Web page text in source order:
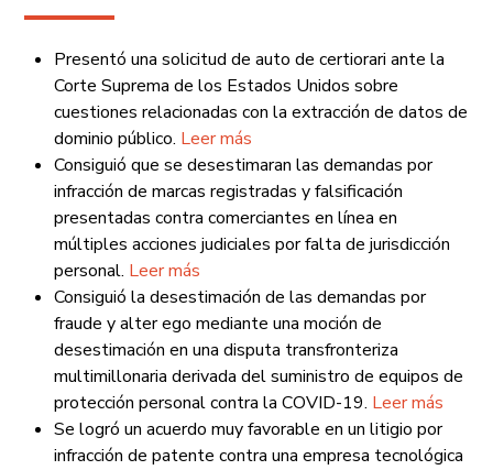
Presentó una solicitud de auto de certiorari ante la
Corte Suprema de los Estados Unidos sobre
cuestiones relacionadas con la extracción de datos de
dominio público. Leer más
Consiguió que se desestimaran las demandas por
infracción de marcas registradas y falsificación
presentadas contra comerciantes en línea en
múltiples acciones judiciales por falta de jurisdicción
personal. Leer más
Consiguió la desestimación de las demandas por
fraude y alter ego mediante una moción de
desestimación en una disputa transfronteriza
multimillonaria derivada del suministro de equipos de
protección personal contra la COVID-19. Leer más
Se logró un acuerdo muy favorable en un litigio por
infracción de patente contra una empresa tecnológica